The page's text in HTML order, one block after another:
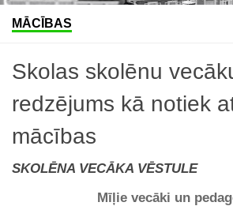
MĀCĪBAS
Skolas skolēnu
redzējums kā notiek
mācības
SKOLĒNA VECĀKA VĒSTULE
Mīļie vecāki un